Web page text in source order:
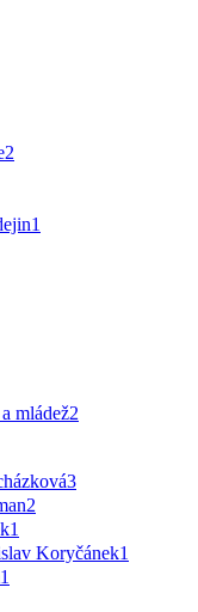
2
1
mládež2
3
2
1
Koryčánek1
1